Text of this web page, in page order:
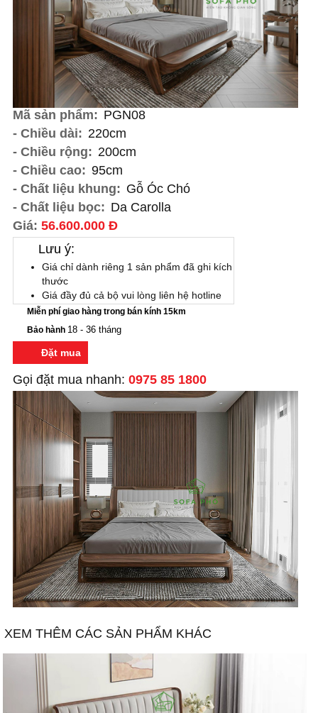
Mã sản phẩm: PGN08
- Chiều dài: 220cm
- Chiều rộng: 200cm
- Chiều cao: 95cm
- Chất liệu khung: Gỗ Óc Chó
- Chất liệu bọc: Da Carolla
Giá: 56.600.000 Đ
Lưu ý:
Giá chỉ dành riêng 1 sản phẩm đã ghi kích
thước
Giá đầy đủ cả bộ vui lòng liên hệ hotline
Miễn phí giao hàng trong bán kính 15km
Bảo hành 18 - 36 tháng
Đặt mua
Gọi đặt mua nhanh: 0975 85 1800
XEM THÊM CÁC SẢN PHẨM KHÁC